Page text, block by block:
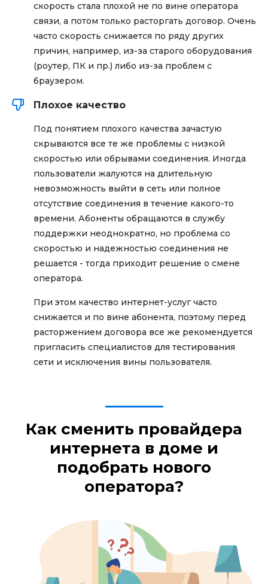
скорость стала плохой не по вине оператора
связи, а потом только расторгать договор. Очень
часто скорость снижается по ряду других
причин, например, из-за старого оборудования
(роутер, ПК и пр.) либо из-за проблем с
браузером.
Плохое качество
Под понятием плохого качества зачастую
скрываются все те же проблемы с низкой
скоростью или обрывами соединения. Иногда
пользователи жалуются на длительную
невозможность выйти в сеть или полное
отсутствие соединения в течение какого-то
времени. Абоненты обращаются в службу
поддержки неоднократно, но проблема со
скоростью и надежностью соединения не
решается - тогда приходит решение о смене
оператора.
При этом качество интернет-услуг часто
снижается и по вине абонента, поэтому перед
расторжением договора все же рекомендуется
пригласить специалистов для тестирования
сети и исключения вины пользователя.
Как сменить провайдера
интернета в доме и
подобрать нового
оператора?